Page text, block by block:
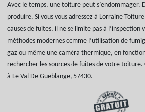
Avec le temps, une toiture peut s’endommager.
produire. Si vous vous adressez à Lorraine
causes de fuites, il ne se limite pas à l’inspection
méthodes modernes comme l’utilisation de
gaz ou même une caméra thermique, en
rechercher les sources de fuites de votre toiture.
à Le Val De Gueblange, 57430.